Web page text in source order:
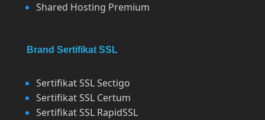
Shared Hosting Premium
Brand Sertifikat SSL
Sertifikat SSL Sectigo
Sertifikat SSL Certum
Sertifikat SSL RapidSSL